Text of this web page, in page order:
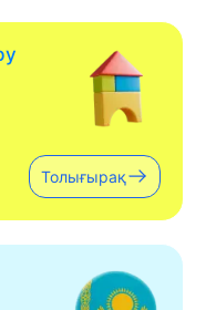
Толығырақ